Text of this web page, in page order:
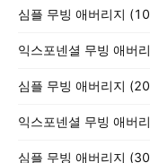
심플 무빙 애버리지
익스포넨셜 무빙 애버
심플 무빙 애버리지
익스포넨셜 무빙 애버
심플 무빙 애버리지